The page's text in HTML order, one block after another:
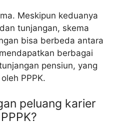
Meskipun keduanya
tunjangan, skema
bisa berbeda antara
berbagai
pensiun, yang
PPPK.
peluang karier